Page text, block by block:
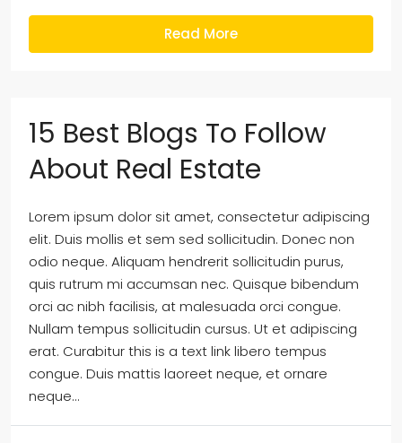
Read More
15 Best Blogs To Follow
About Real Estate
Lorem ipsum dolor sit amet, consectetur adipiscing
elit. Duis mollis et sem sed sollicitudin. Donec non
odio neque. Aliquam hendrerit sollicitudin purus,
quis rutrum mi accumsan nec. Quisque bibendum
orci ac nibh facilisis, at malesuada orci congue.
Nullam tempus sollicitudin cursus. Ut et adipiscing
erat. Curabitur this is a text link libero tempus
congue. Duis mattis laoreet neque, et ornare
neque...